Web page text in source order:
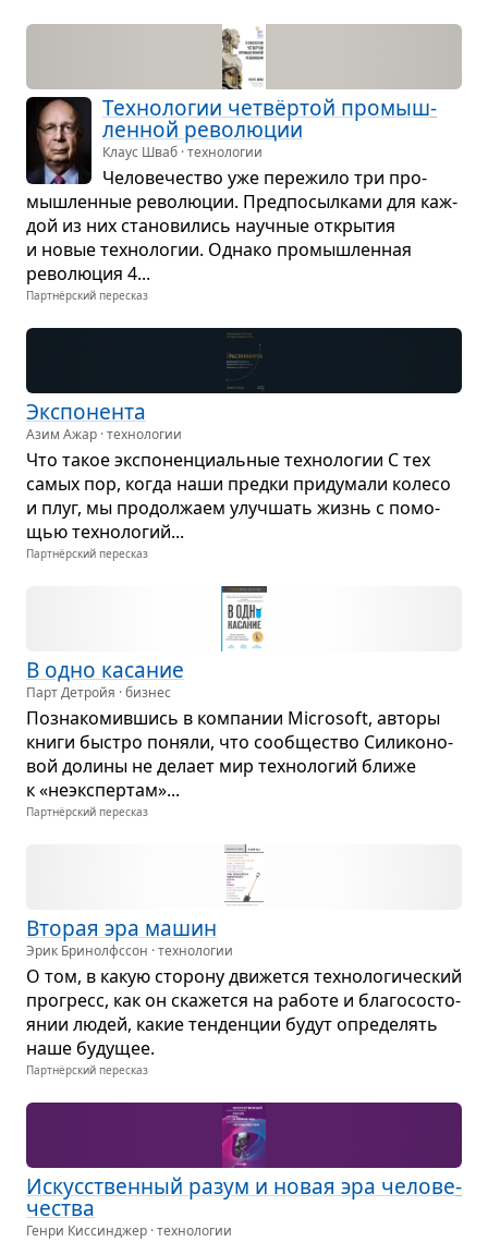
Тех­но­ло­гии четвёр­той про­мыш­
лен­ной рево­лю­ции
Клаус Шваб · технологии
Чело­ве­че­ство уже пере­жило три про­
мыш­лен­ные рево­лю­ции. Пред­по­сыл­ками для каж­
дой из них ста­но­ви­лись науч­ные откры­тия
и новые тех­но­ло­гии. Однако про­мыш­лен­ная
рево­лю­ция 4...
Партнёрский пересказ
Экс­по­нента
Азим Ажар · технологии
Что такое экс­по­нен­ци­аль­ные тех­но­ло­гии С тех
самых пор, когда наши предки при­ду­мали колесо
и плуг, мы про­дол­жаем улуч­шать жизнь с помо­
щью тех­но­ло­гий...
Партнёрский пересказ
В одно каса­ние
Парт Детройя · бизнес
Позна­ко­мив­шись в ком­па­нии Microsoft, авторы
книги быстро поняли, что сооб­ще­ство Сили­ко­но­
вой долины не делает мир тех­но­ло­гий ближе
к «неэкс­пер­там»...
Партнёрский пересказ
Вто­рая эра машин
Эрик Бринолфссон · технологии
О том, в какую сто­рону дви­жется тех­но­ло­ги­че­ский
про­гресс, как он ска­жется на работе и бла­го­со­сто­
я­нии людей, какие тен­ден­ции будут опре­де­лять
наше буду­щее.
Партнёрский пересказ
Искус­ствен­ный разум и новая эра чело­ве­
че­ства
Генри Киссинджер · технологии